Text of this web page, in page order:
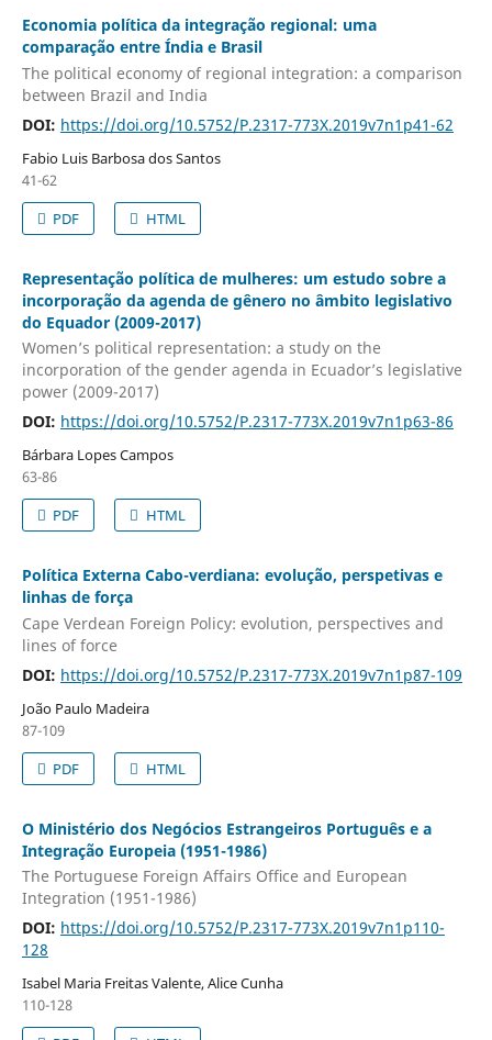
Economia política da integração regional: uma
comparação entre Índia e Brasil
The political economy of regional integration: a comparison
between Brazil and India
DOI: https://doi.org/10.5752/P.2317-773X.2019v7n1p41-62
Fabio Luis Barbosa dos Santos
41-62
PDF
HTML
Representação política de mulheres: um estudo sobre a
incorporação da agenda de gênero no âmbito legislativo
do Equador (2009-2017)
Women’s political representation: a study on the
incorporation of the gender agenda in Ecuador’s legislative
power (2009-2017)
DOI: https://doi.org/10.5752/P.2317-773X.2019v7n1p63-86
Bárbara Lopes Campos
63-86
PDF
HTML
Política Externa Cabo-verdiana: evolução, perspetivas e
linhas de força
Cape Verdean Foreign Policy: evolution, perspectives and
lines of force
DOI: https://doi.org/10.5752/P.2317-773X.2019v7n1p87-109
João Paulo Madeira
87-109
PDF
HTML
O Ministério dos Negócios Estrangeiros Português e a
Integração Europeia (1951-1986)
The Portuguese Foreign Affairs Ofﬁce and European
Integration (1951-1986)
DOI: https://doi.org/10.5752/P.2317-773X.2019v7n1p110-
128
Isabel Maria Freitas Valente, Alice Cunha
110-128